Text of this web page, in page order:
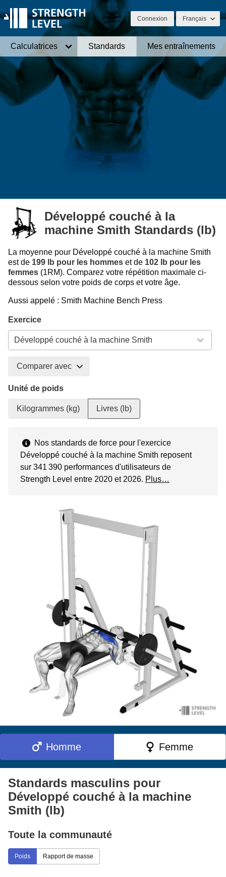
Connexion Français
Calculatrices Standards Mes entraînements
Développé couché à la
machine Smith Standards (lb)
La moyenne pour Développé couché à la machine Smith
est de 199 lb pour les hommes et de 102 lb pour les
femmes (1RM). Comparez votre répétition maximale ci-
dessous selon votre poids de corps et votre âge.
Aussi appelé : Smith Machine Bench Press
Exercice
Comparer avec
Unité de poids
Kilogrammes (kg) Livres (lb)
Nos standards de force pour l'exercice
Développé couché à la machine Smith reposent
sur 341 390 performances d'utilisateurs de
Strength Level entre 2020 et 2026. Plus…
Homme Femme
Standards masculins pour
Développé couché à la machine
Smith (lb)
Toute la communauté
Poids Rapport de masse